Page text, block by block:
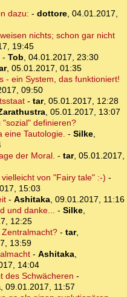
dazu: - dottore, 04.01.2017,
nichts; schon gar nicht
19:45
- Tob, 04.01.2017, 23:30
, 05.01.2017, 01:35
- ein System, das funktioniert!
09:50
- tar, 05.01.2017, 12:28
, 05.01.2017, 13:07
"sozial" definieren?
eine Tautologie. - Silke,
der Moral. - tar, 05.01.2017,
von "Fairy tale" :-) -
15:03
- Ashitaka, 09.01.2017, 11:16
und danke... - Silke,
12:25
Zentralmacht?- tar,
13:59
- Ashitaka,
14:04
des Schwächeren -
, 09.01.2017, 11:57